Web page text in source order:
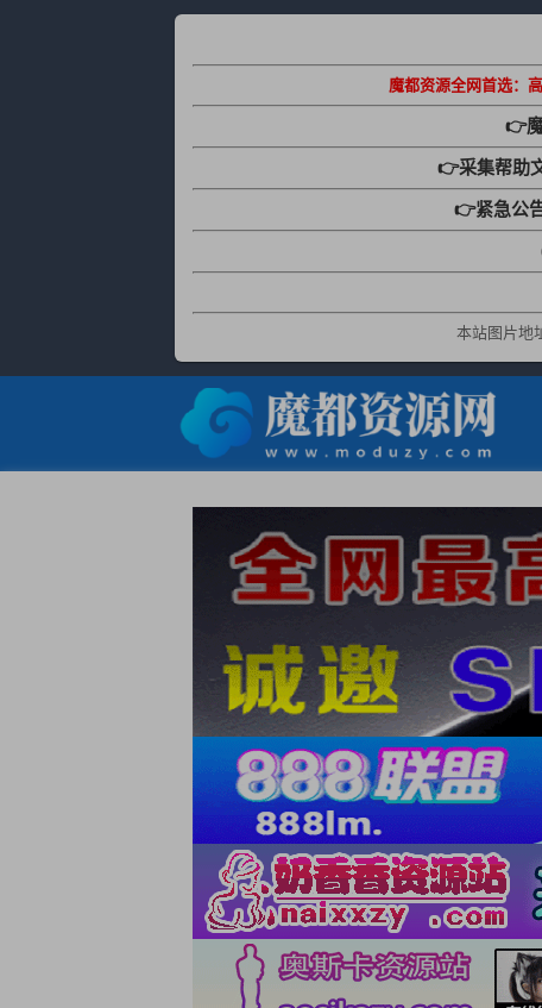
魔都资源全网首选：
👉
👉采集帮助
👉紧急公告
本站图片地